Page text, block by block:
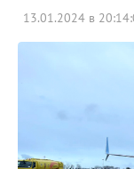
13.01.2024 в